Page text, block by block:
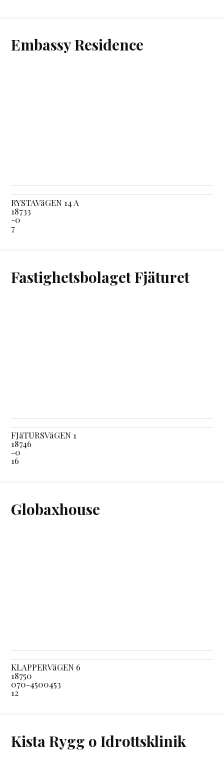
Embassy Residence
RYSTAVäGEN 14 A
18733
-0
7
Fastighetsbolaget Fjäturet
FJäTURSVäGEN 1
18746
-0
16
Globaxhouse
KLAPPERVäGEN 6
18750
070-4500453
12
Kista Rygg o Idrottsklinik